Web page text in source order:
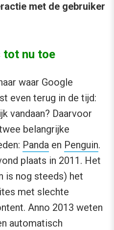
met de gebruiker
tot nu toe
waar Google
even terug in de tijd:
vandaan? Daarvoor
belangrijke
Panda en Penguin.
plaats in 2011. Het
is nog steeds) het
met slechte
Anno 2013 weten
automatisch